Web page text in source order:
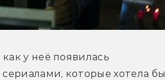
у неё появилась
которые хотела бы